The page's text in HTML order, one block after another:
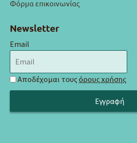
Φόρμα επικοινωνίας
Newsletter
Email
Αποδέχομαι τους όρους χρήσης